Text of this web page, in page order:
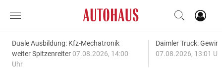
Duale Ausbildung: Kfz-Mechatronik
weiter Spitzenreiter 07.08.2026, 14:00
Uhr
Daimler Truck:
07.08.2026, 13:01